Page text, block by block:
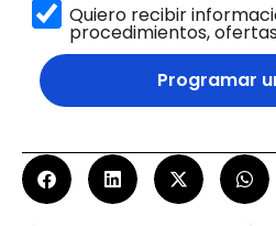
Quiero recibir
procedimientos,
Programar